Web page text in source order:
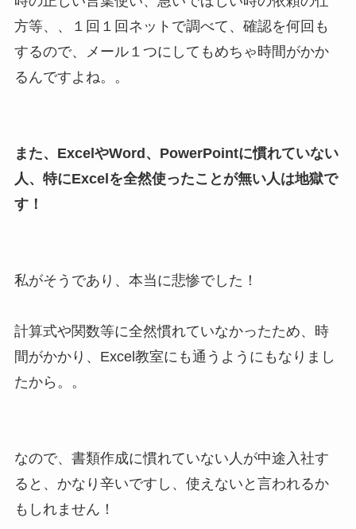
方等、、１回１回ネットで調べて、確認を何回も
するので、メール１つにしてもめちゃ時間がかか
るんですよね。。
また、ExcelやWord、PowerPointに慣れていない
人、特にExcelを全然使ったことが無い人は地獄で
す！
私がそうであり、本当に悲惨でした！
計算式や関数等に全然慣れていなかったため、時
間がかかり、Excel教室にも通うようにもなりまし
たから。。
なので、書類作成に慣れていない人が中途入社す
ると、かなり辛いですし、使えないと言われるか
もしれません！